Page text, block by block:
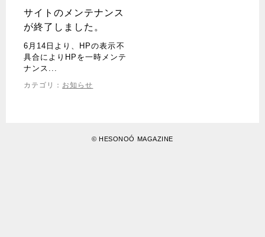
サイトのメンテナンス
が終了しました。
6月14日より、HPの表示不
具合によりHPを一時メンテ
ナンス...
カテゴリ： お知らせ
© HESONOÓ MAGAZINE